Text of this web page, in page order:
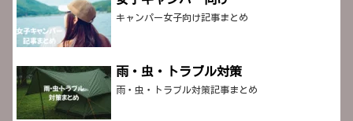
キャンパー女子向け記事まとめ
雨・虫・トラブル対策
雨・虫・トラブル対策記事まとめ